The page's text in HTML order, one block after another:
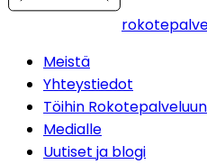
Meistä
Yhteystiedot
Töihin Rokotepalveluun
Medialle
Uutiset ja blogi